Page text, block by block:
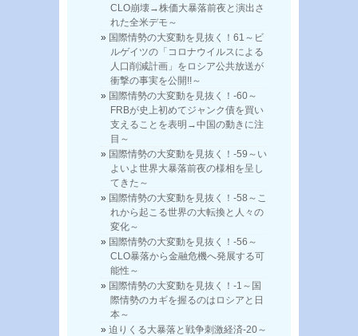
CLO崩壊→株価大暴落前夜と演出さ
れた全米デモ～
国際情勢の大変動を見抜く！61～ビ
ルゲイツの「コロナウイルスによる
人口削減計画」をロシア公共放送が
衝撃の事実を公開!!～
国際情勢の大変動を見抜く！-60～
FRBが史上初めてジャンク債を買い
支えることを表明→中国の動きに注
目～
国際情勢の大変動を見抜く！-59～い
よいよ世界大暴落前夜の様相を呈し
てきた～
国際情勢の大変動を見抜く！-58～こ
れから起こる世界の大転換と人々の
変化～
国際情勢の大変動を見抜く！-56～
CLO暴落から金融危機へ発展する可
能性～
国際情勢の大変動を見抜く！-1～国
際情勢のカギを握るのはロシアと日
本～
迫りくる大暴落と戦争刺激経済-20～